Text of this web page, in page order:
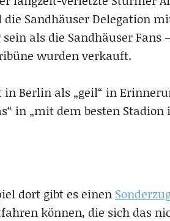
Sandhäuser Delegation
als die Sandhäuser Fans
wurden verkauft.
Berlin als „geil“ in
in „mit dem besten
dort gibt es einen
können, die sich das